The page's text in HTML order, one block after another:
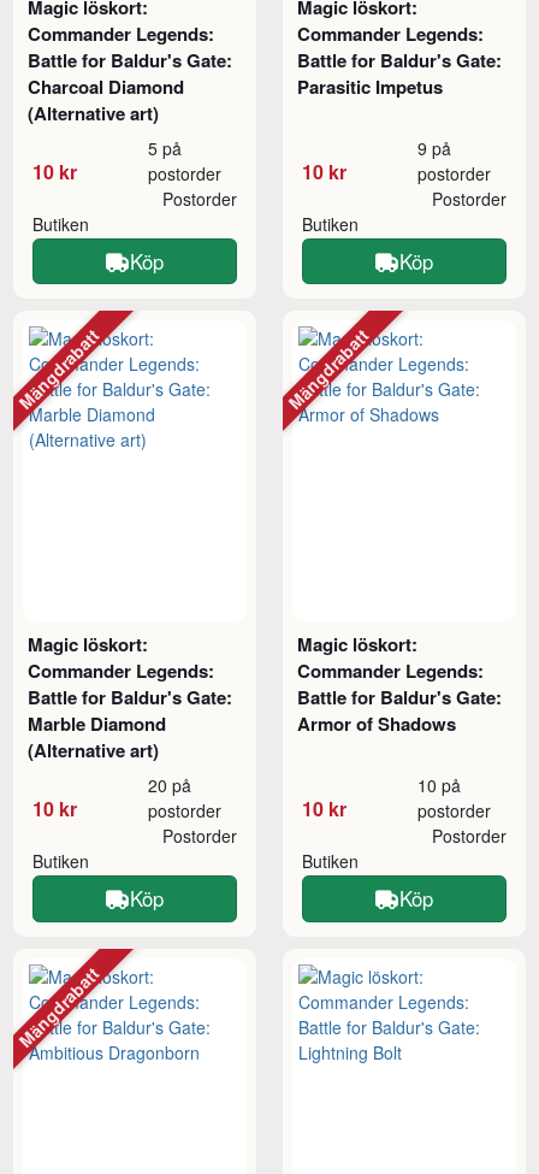
Magic löskort:
Commander Legends:
Battle for Baldur's Gate:
Charcoal Diamond
(Alternative art)
10 kr
5 på
postorder
Butiken
Postorder
Köp
Magic löskort:
Commander Legends:
Battle for Baldur's Gate:
Parasitic Impetus
10 kr
9 på
postorder
Butiken
Postorder
Köp
Magic löskort:
Commander Legends:
Battle for Baldur's Gate:
Marble Diamond
(Alternative art)
10 kr
20 på
postorder
Butiken
Postorder
Köp
Mängdrabatt
Magic löskort:
Commander Legends:
Battle for Baldur's Gate:
Armor of Shadows
10 kr
10 på
postorder
Butiken
Postorder
Köp
Mängdrabatt
Mängdrabatt